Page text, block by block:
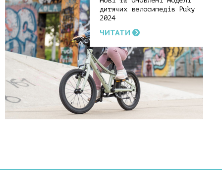
дитячих велосипедів Puky
2024
ЧИТАТИ